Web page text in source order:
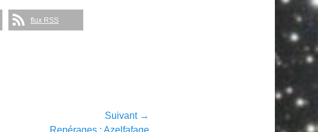
flux RSS
Suivant →
Repérages : Azelfafage